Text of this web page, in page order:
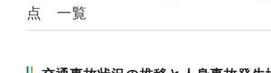
損害保険とは？
点 一覧